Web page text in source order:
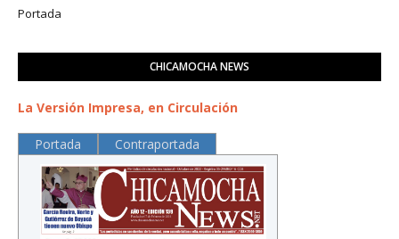
Portada
CHICAMOCHA NEWS
La Versión Impresa, en Circulación
Portada Contraportada